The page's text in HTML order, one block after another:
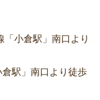
小倉駅」南口より
駅」南口より徒歩